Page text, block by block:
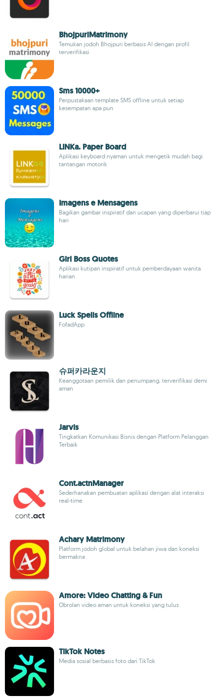
BhojpuriMatrimony
Temukan jodoh Bhojpuri berbasis AI dengan profil
terverifikasi
Sms 10000+
Perpustakaan template SMS offline untuk setiap
kesempatan apa pun
LINKa. Paper Board
Aplikasi keyboard nyaman untuk mengetik mudah bagi
tantangan motorik
Imagens e Mensagens
Bagikan gambar inspiratif dan ucapan yang diperbarui tiap
hari
Girl Boss Quotes
Aplikasi kutipan inspiratif untuk pemberdayaan wanita
harian
Luck Spells Offline
FofadApp
슈퍼카라운지
Keanggotaan pemilik dan penumpang, terverifikasi demi
aman
Jarvis
Tingkatkan Komunikasi Bisnis dengan Platform Pelanggan
Terbaik
Cont.actnManager
Sederhanakan pembuatan aplikasi dengan alat interaksi
real-time
Achary Matrimony
Platform jodoh global untuk belahan jiwa dan koneksi
bermakna
Amore: Video Chatting & Fun
Obrolan video aman untuk koneksi yang tulus
TikTok Notes
Media sosial berbasis foto dari TikTok